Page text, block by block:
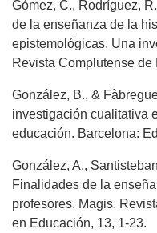
Gómez, C., Rodríguez,
de la enseñanza de la
epistemológicas. Una
Revista Complutense
González, B., &
investigación cualitativa
educación. Barcelona:
González, A.,
Finalidades de la
profesores. Magis.
en Educación, 13, 1-23.